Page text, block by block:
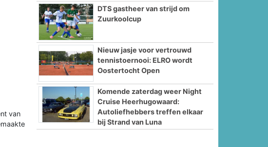
van
DTS gastheer van strijd om
Zuurkoolcup
Nieuw jasje voor vertrouwd
tennistoernooi: ELRO wordt
Oostertocht Open
Komende zaterdag weer Night
Cruise Heerhugowaard:
Autoliefhebbers treffen elkaar
bij Strand van Luna